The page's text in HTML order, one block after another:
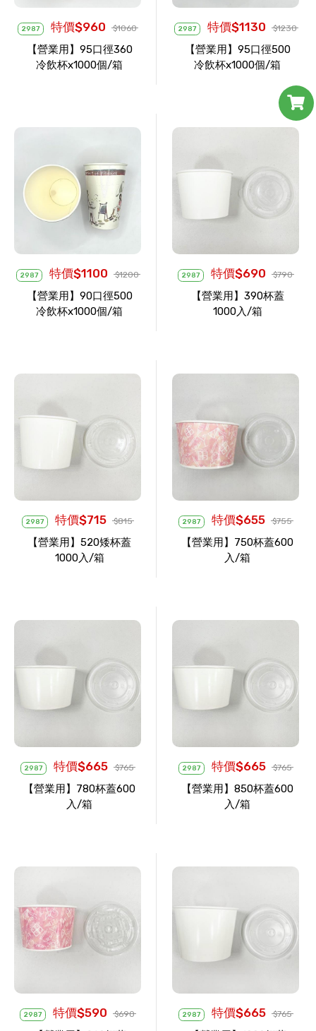
2987 特價$960 $1060
【營業用】95口徑360
冷飲杯x1000個/箱
2987 特價$1130 $1230
【營業用】95口徑500
冷飲杯x1000個/箱
2987 特價$1100 $1200
【營業用】90口徑500
冷飲杯x1000個/箱
2987 特價$690 $790
【營業用】390杯蓋
1000入/箱
2987 特價$715 $815
【營業用】520矮杯蓋
1000入/箱
2987 特價$655 $755
【營業用】750杯蓋600
入/箱
2987 特價$665 $765
【營業用】780杯蓋600
入/箱
2987 特價$665 $765
【營業用】850杯蓋600
入/箱
2987 特價$590 $690 2987 特價$665 $765